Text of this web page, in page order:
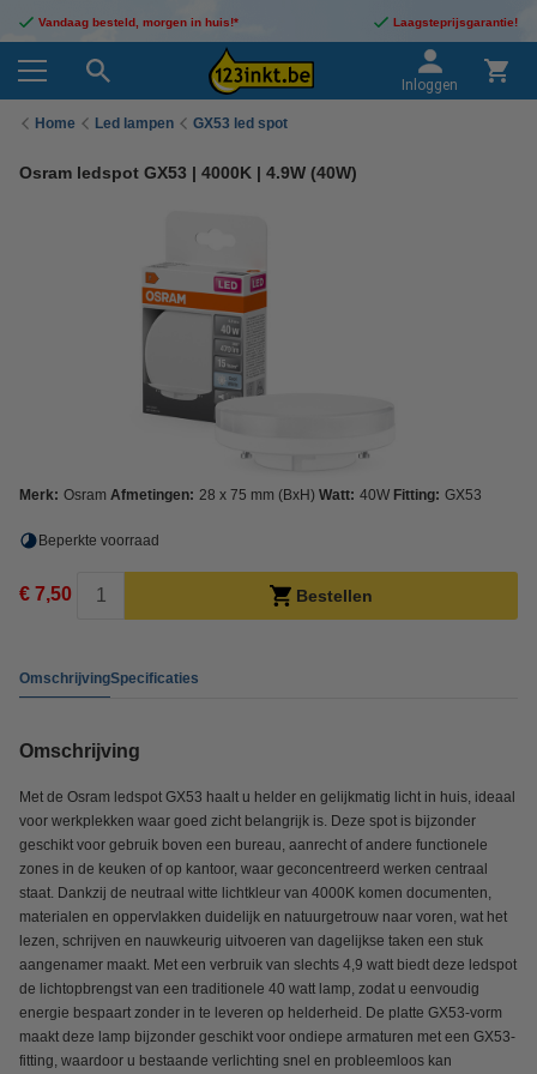
Vandaag besteld, morgen in huis!* Laagsteprijsgarantie!
Inloggen
Home Led lampen GX53 led spot
Osram ledspot GX53 | 4000K | 4.9W (40W)
Merk: Osram Afmetingen: 28 x 75 mm (BxH) Watt: 40W Fitting: GX53
Beperkte voorraad
€ 7,50 Bestellen
OmschrijvingSpecificaties
Omschrijving
Met de Osram ledspot GX53 haalt u helder en gelijkmatig licht in huis, ideaal
voor werkplekken waar goed zicht belangrijk is. Deze spot is bijzonder
geschikt voor gebruik boven een bureau, aanrecht of andere functionele
zones in de keuken of op kantoor, waar geconcentreerd werken centraal
staat. Dankzij de neutraal witte lichtkleur van 4000K komen documenten,
materialen en oppervlakken duidelijk en natuurgetrouw naar voren, wat het
lezen, schrijven en nauwkeurig uitvoeren van dagelijkse taken een stuk
aangenamer maakt. Met een verbruik van slechts 4,9 watt biedt deze ledspot
de lichtopbrengst van een traditionele 40 watt lamp, zodat u eenvoudig
energie bespaart zonder in te leveren op helderheid. De platte GX53-vorm
maakt deze lamp bijzonder geschikt voor ondiepe armaturen met een GX53-
fitting, waardoor u bestaande verlichting snel en probleemloos kan